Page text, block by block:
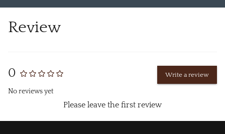
Review
0
No reviews yet
Write a review
Please leave the first review